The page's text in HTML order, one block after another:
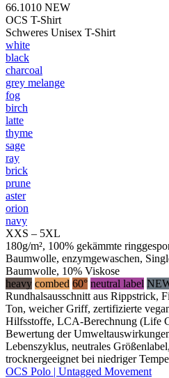
66.1010 NEW
OCS T-Shirt
Schweres Unisex T-Shirt
white
black
charcoal
grey melange
fog
birch
latte
thyme
sage
ray
brick
prune
aster
orion
navy
XXS – 5XL
180g/m², 100% gekämmte
Baumwolle, enzymgewaschen,
Baumwolle, 10% Viskose
heavy combed 60° neutral label
Rundhalsausschnitt aus Rippstrick,
Ton, weicher Griff, zertifizierte
Hilfsstoffe, LCA-Berechnung (Life
Bewertung der
Lebenszyklus, neutrales
trocknergeeignet bei niedriger
OCS Polo | Untagged Movement